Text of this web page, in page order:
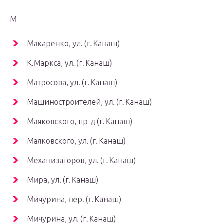
М
Макаренко, ул. (г. Канаш)
К.Маркса, ул. (г. Канаш)
Матросова, ул. (г. Канаш)
Машиностроителей, ул. (г. Канаш)
Маяковского, пр-д (г. Канаш)
Маяковского, ул. (г. Канаш)
Механизаторов, ул. (г. Канаш)
Мира, ул. (г. Канаш)
Мичурина, пер. (г. Канаш)
Мичурина, ул. (г. Канаш)